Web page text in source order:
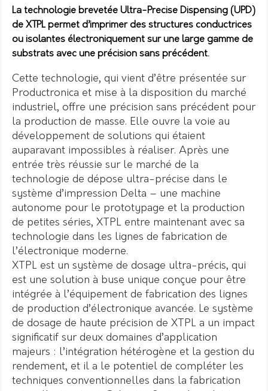
La technologie brevetée Ultra-Precise Dispensing (UPD)
de XTPL permet d’imprimer des structures conductrices
ou isolantes électroniquement sur une large gamme de
substrats avec une précision sans précédent.
Cette technologie, qui vient d’être présentée sur
Productronica et mise à la disposition du marché
industriel, offre une précision sans précédent pour
la production de masse. Elle ouvre la voie au
développement de solutions qui étaient
auparavant impossibles à réaliser. Après une
entrée très réussie sur le marché de la
technologie de dépose ultra-précise dans le
système d’impression Delta – une machine
autonome pour le prototypage et la production
de petites séries, XTPL entre maintenant avec sa
technologie dans les lignes de fabrication de
l’électronique moderne.
XTPL est un système de dosage ultra-précis, qui
est une solution à buse unique conçue pour être
intégrée à l’équipement de fabrication des lignes
de production d’électronique avancée. Le système
de dosage de haute précision de XTPL a un impact
significatif sur deux domaines d’application
majeurs : l’intégration hétérogène et la gestion du
rendement, et il a le potentiel de compléter les
techniques conventionnelles dans la fabrication